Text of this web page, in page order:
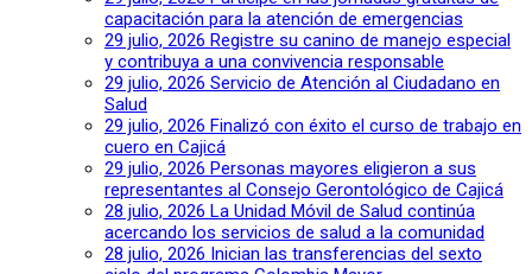
capacitación para la atención de emergencias
29 julio, 2026 Registre su canino de manejo especial
y contribuya a una convivencia responsable
29 julio, 2026 Servicio de Atención al Ciudadano en
Salud
29 julio, 2026 Finalizó con éxito el curso de trabajo en
cuero en Cajicá
29 julio, 2026 Personas mayores eligieron a sus
representantes al Consejo Gerontológico de Cajicá
28 julio, 2026 La Unidad Móvil de Salud continúa
acercando los servicios de salud a la comunidad
28 julio, 2026 Inician las transferencias del sexto